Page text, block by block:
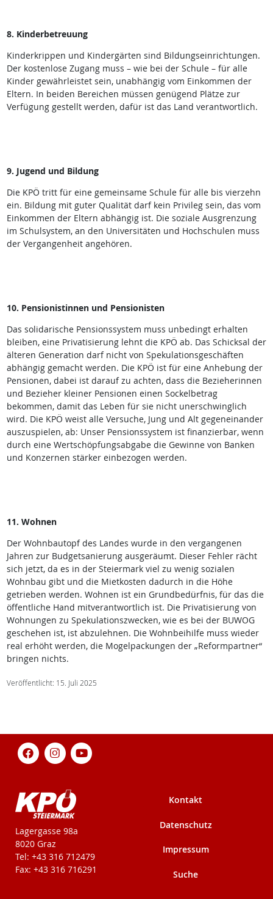
8. Kinderbetreuung
Kinderkrippen und Kindergärten sind Bildungseinrichtungen.
Der kostenlose Zugang muss – wie bei der Schule – für alle
Kinder gewährleistet sein, unabhängig vom Einkommen der
Eltern. In beiden Bereichen müssen genügend Plätze zur
Verfügung gestellt werden, dafür ist das Land verantwortlich.
9. Jugend und Bildung
Die KPÖ tritt für eine gemeinsame Schule für alle bis vierzehn
ein. Bildung mit guter Qualität darf kein Privileg sein, das vom
Einkommen der Eltern abhängig ist. Die soziale Ausgrenzung
im Schulsystem, an den Universitäten und Hochschulen muss
der Vergangenheit angehören.
10. Pensionistinnen und Pensionisten
Das solidarische Pensionssystem muss unbedingt erhalten
bleiben, eine Privatisierung lehnt die KPÖ ab. Das Schicksal der
älteren Generation darf nicht von Spekulationsgeschäften
abhängig gemacht werden. Die KPÖ ist für eine Anhebung der
Pensionen, dabei ist darauf zu achten, dass die Bezieherinnen
und Bezieher kleiner Pensionen einen Sockelbetrag
bekommen, damit das Leben für sie nicht unerschwinglich
wird. Die KPÖ weist alle Versuche, Jung und Alt gegeneinander
auszuspielen, ab: Unser Pensionssystem ist finanzierbar, wenn
durch eine Wertschöpfungsabgabe die Gewinne von Banken
und Konzernen stärker einbezogen werden.
11. Wohnen
Der Wohnbautopf des Landes wurde in den vergangenen
Jahren zur Budgetsanierung ausgeräumt. Dieser Fehler rächt
sich jetzt, da es in der Steiermark viel zu wenig sozialen
Wohnbau gibt und die Mietkosten dadurch in die Höhe
getrieben werden. Wohnen ist ein Grundbedürfnis, für das die
öffentliche Hand mitverantwortlich ist. Die Privatisierung von
Wohnungen zu Spekulationszwecken, wie es bei der BUWOG
geschehen ist, ist abzulehnen. Die Wohnbeihilfe muss wieder
real erhöht werden, die Mogelpackungen der „Reformpartner“
bringen nichts.
Veröffentlicht: 15. Juli 2025
KPÖ-Steiermark
Lagergasse 98a
8020 Graz
Tel: +43 316 712479
Fax: +43 316 716291
Kontakt
Datenschutz
Impressum
Suche